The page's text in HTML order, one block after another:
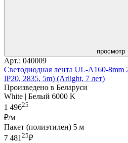
просмотр
Арт.: 040009
Светодиодная лента UL-A160-8mm
IP20, 2835, 5m) (Arlight, 7 лет)
Произведено в Беларуси
White | Белый 6000 K
1 49625
₽/м
Пакет (полиэтилен) 5 м
7 48125₽